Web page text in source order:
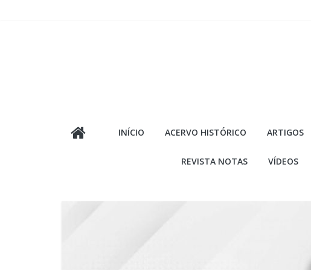
INÍCIO ACERVO HISTÓRICO ARTIGOS
REVISTA NOTAS VÍDEOS